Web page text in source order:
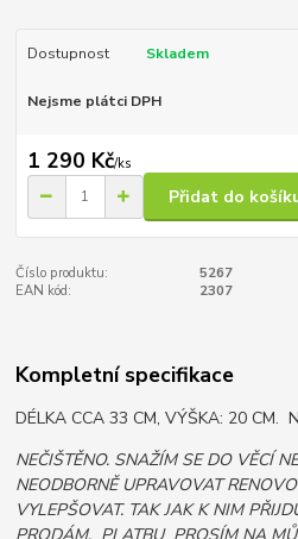
Dostupnost Skladem
Nejsme plátci DPH
1 290 Kč/ks
Přidat do
Číslo produktu:
5267
EAN kód:
2307
Kompletní specifikace
DÉLKA CCA 33 CM, VÝŠKA: 20 CM.
NEČIŠTĚNO. SNAŽÍM SE DO VĚCÍ
NEODBORNĚ UPRAVOVAT
VYLEPŠOVAT. TAK JAK K NIM
PRODÁM. PLATBU PROSÍM NA